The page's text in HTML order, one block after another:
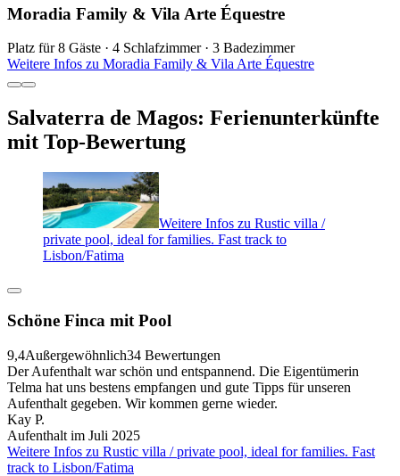
Moradia Family & Vila Arte Équestre
Platz für 8 Gäste · 4 Schlafzimmer · 3 Badezimmer
Weitere Infos zu Moradia Family & Vila Arte Équestre
Salvaterra de Magos: Ferienunterkünfte
mit Top-Bewertung
Weitere Infos zu Rustic villa /
private pool, ideal for families. Fast track to
Lisbon/Fatima
Schöne Finca mit Pool
9,4Außergewöhnlich34 Bewertungen
Der Aufenthalt war schön und entspannend. Die Eigentümerin
Telma hat uns bestens empfangen und gute Tipps für unseren
Aufenthalt gegeben. Wir kommen gerne wieder.
Kay P.
Aufenthalt im Juli 2025
Weitere Infos zu Rustic villa / private pool, ideal for families. Fast
track to Lisbon/Fatima